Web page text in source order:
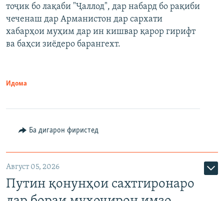
Auto 240p 360p 480p
720p 1080p
480p
тоҷик бо лақаби "Ҷаллод", дар набард бо рақиби
чеченаш дар Арманистон дар сархати
хабарҳои муҳим дар ин кишвар қарор гирифт
ва баҳси зиёдеро барангехт.
Идома
Ба дигарон фиристед
Август 05, 2026
Путин қонунҳои сахтгиронаро